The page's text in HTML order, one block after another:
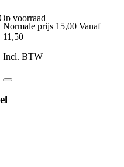
voorraad
Normale prijs 15,00 Vanaf
11,50
Incl. BTW